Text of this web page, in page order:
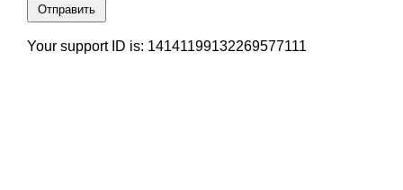
Отправить
Your support ID is: 14141199132269577111